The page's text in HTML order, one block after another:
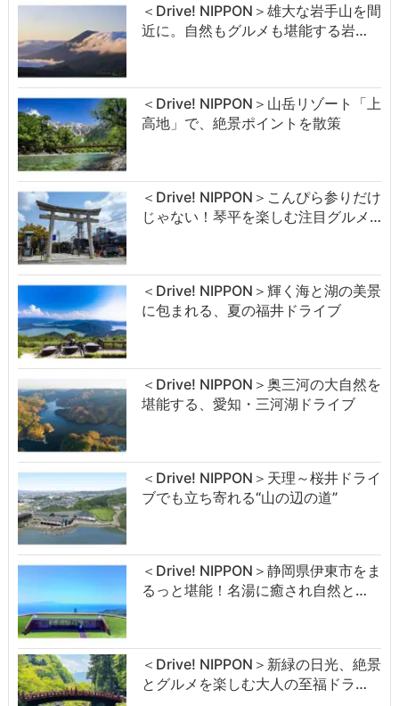
＜Drive! NIPPON＞雄大な岩手山を間
近に。自然もグルメも堪能する岩…
＜Drive! NIPPON＞山岳リゾート「上
高地」で、絶景ポイントを散策
＜Drive! NIPPON＞こんぴら参りだけ
じゃない！琴平を楽しむ注目グルメ…
＜Drive! NIPPON＞輝く海と湖の美景
に包まれる、夏の福井ドライブ
＜Drive! NIPPON＞奥三河の大自然を
堪能する、愛知・三河湖ドライブ
＜Drive! NIPPON＞天理～桜井ドライ
ブでも立ち寄れる“山の辺の道”
＜Drive! NIPPON＞静岡県伊東市をま
るっと堪能！名湯に癒され自然と…
＜Drive! NIPPON＞新緑の日光、絶景
とグルメを楽しむ大人の至福ドラ…